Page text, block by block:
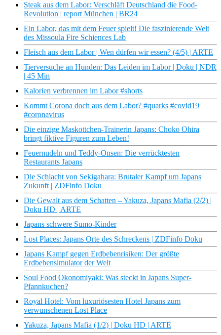
Steak aus dem Labor: Verschläft Deutschland die Food-
Revolution | report München | BR24
Ein Labor, das mit dem Feuer spielt! Die faszinierende Welt
des Missoula Fire Schiences Lab
Fleisch aus dem Labor | Wen dürfen wir essen? (4/5) | ARTE
Tierversuche an Hunden: Das Leiden im Labor | Doku | NDR
| 45 Min
Kalorien verbrennen im Labor #shorts
Kommt Corona doch aus dem Labor? #quarks #covid19
#coronavirus
Die einzige Maskottchen-Trainerin Japans: Choko Ohira
bringt fiktive Figuren zum Leben!
Feuernudeln und Teddy-Onsen: Die verrücktesten
Restaurants Japans
Die Schlacht von Sekigahara: Brutaler Kampf um Japans
Zukunft | ZDFinfo Doku
Die Gewalt aus dem Schatten – Yakuza, Japans Mafia (2/2) |
Doku HD | ARTE
Japans schwere Sumo-Kinder
Lost Places: Japans Orte des Schreckens | ZDFinfo Doku
Japans Kampf gegen Erdbebenrisiken: Der größte
Erdbebensimulator der Welt
Soul Food Okonomiyaki: Was steckt in Japans Super-
Pfannkuchen?
Royal Hotel: Vom luxuriösesten Hotel Japans zum
verwunschenen Lost Place
Yakuza, Japans Mafia (1/2) | Doku HD | ARTE